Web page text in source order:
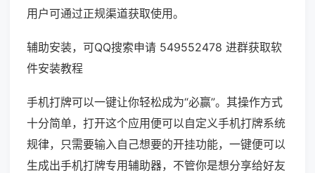
用户可通过正规渠道获取使用。
辅助安装，可QQ搜索申请 549552478 进群获取软
件安装教程
手机打牌可以一键让你轻松成为“必赢”。其操作方式
十分简单，打开这个应用便可以自定义手机打牌系统
规律，只需要输入自己想要的开挂功能，一键便可以
生成出手机打牌专用辅助器，不管你是想分享给好友